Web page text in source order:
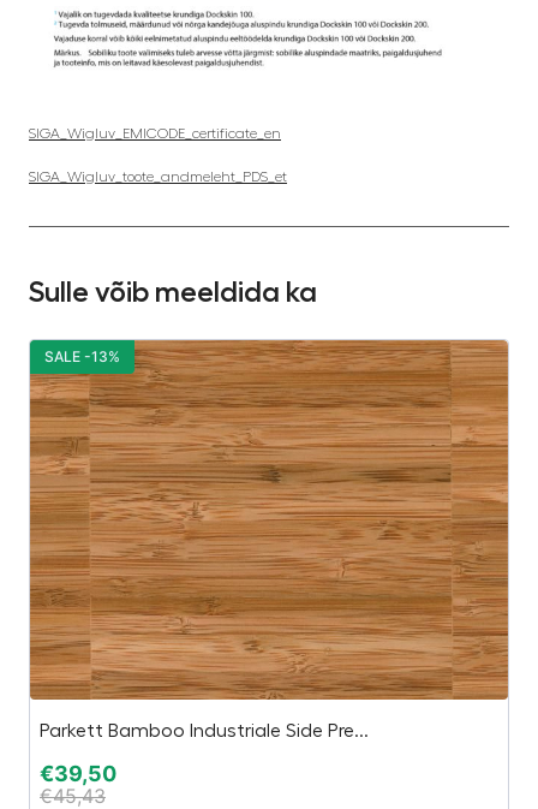
SIGA_Wigluv_EMICODE_certificate_en
SIGA_Wigluv_toote_andmeleht_PDS_et
Sulle võib meeldida ka
Parkett Bamboo Industriale Side Pre...
€39,50
€45,43
SALE -13%